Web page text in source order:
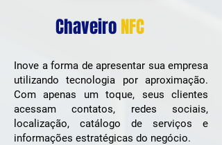
ChaveiroNFC
Inove a forma de apresentar sua empresa
utilizando tecnologia por aproximação.
Com apenas um toque, seus clientes
acessam contatos, redes sociais,
localização, catálogo de serviços e
informações estratégicas do negócio.